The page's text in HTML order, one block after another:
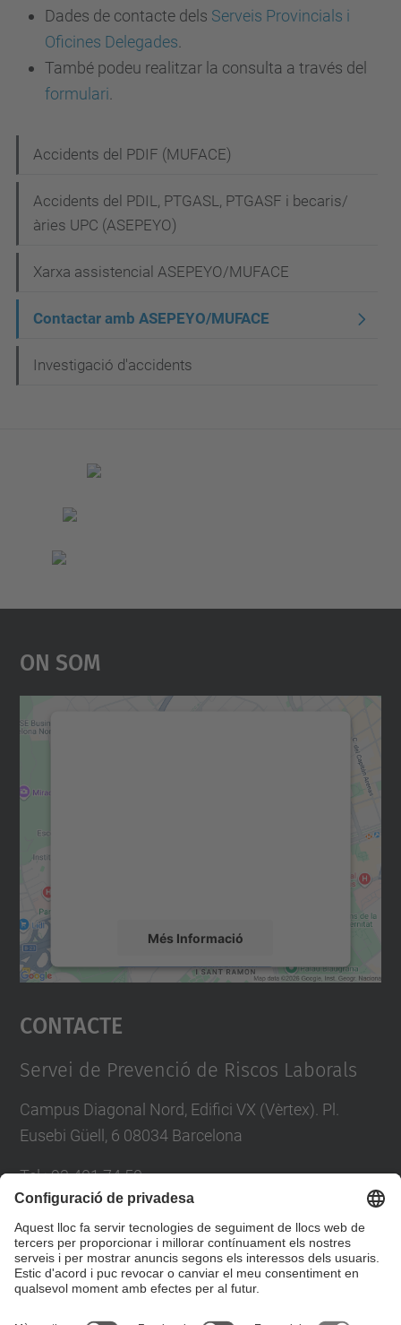
Dades de contacte dels Serveis Provincials i
Oficines Delegades
També podeu realitzar la consulta a través del
formulari
a
e
a
c
Accidents del PDIF (MUFACE)
Accidents del PDIL, PTGASL, PTGASF i becaris/
àries UPC (ASEPEYO)
Xarxa assistencial ASEPEYO/MUFACE
Contactar amb ASEPEYO/MUFACE
Investigació d'accidents
On Som
Més Informació
Accepta
powered by
Contacte
Servei de Prevenció de Riscos Laborals
Campus Diagonal Nord, Edifici VX (Vèrtex). Pl.
Eusebi Güell, 6 08034 Barcelona
Tel.:93 401 74 50
Directori UPC
Formulari de contacte